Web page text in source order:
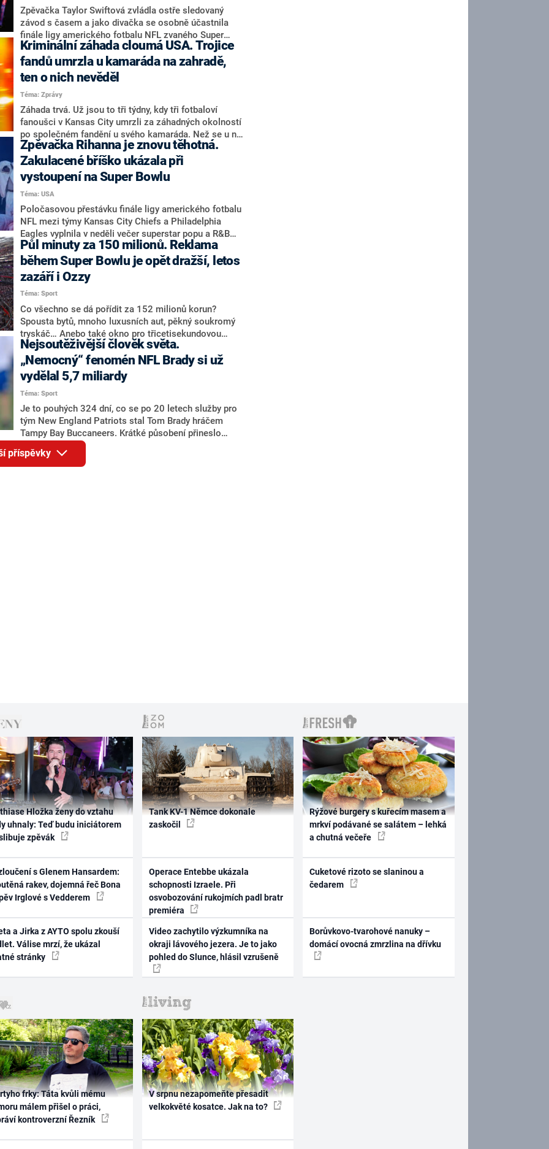
Zpěvačka Taylor Swiftová zvládla ostře sledovaný
závod s časem a jako divačka se osobně účastnila
finále ligy amerického fotbalu NFL zvaného Super
Bowl. Ještě 17 hodin před utkáním mezi týmy Kansas
City Chiefs a San Francisco 49ers v Las Vegas
přítelkyně Travise Kelceho, který hájil barvy vítězného
Kansasu, koncertovala v Japonsku. Přelet soukromým
tryskáčem zvládla za 12 hodin.
Kriminální záhada cloumá USA. Trojice
fandů umrzla u kamaráda na zahradě,
ten o nich nevěděl
Téma: Zprávy
Záhada trvá. Už jsou to tři týdny, kdy tři fotbaloví
fanoušci v Kansas City umrzli za záhadných okolností
po společném fandění u svého kamaráda. Než se u něj
na zahradě jejich těla bez známek života našla, trvalo
to dva dny, přičemž hostitel prý neměl tušení, že
neodešli domů, informují zahraniční média. Pozůstalí
mu to ale nevěří.
Zpěvačka Rihanna je znovu těhotná.
Zakulacené bříško ukázala při
vystoupení na Super Bowlu
Téma: USA
Poločasovou přestávku finále ligy amerického fotbalu
NFL mezi týmy Kansas City Chiefs a Philadelphia
Eagles vyplnila v neděli večer superstar popu a R&B
Rihanna. Barbadosko-americká zpěvačka představila v
prestižní poločasové show hned několik svých
největších hitů včetně písní jako Umbrella a
Diamonds. Její zástupci po vystoupení oznámili, že je
opět těhotná.
Půl minuty za 150 milionů. Reklama
během Super Bowlu je opět dražší, letos
zazáří i Ozzy
Téma: Sport
Co všechno se dá pořídit za 152 milionů korun?
Spousta bytů, mnoho luxusních aut, pěkný soukromý
tryskáč… Anebo také okno pro třicetisekundovou
reklamu, která bude jedinkrát přehrána během
letošního Super Bowlu – finále sezóny nejslavnější
soutěže amerického fotbalu NFL. Propagace produktů
v nejatraktivnějším vysílacím čase, kdy se dívá jen ve
Spojených státech 100 milionů diváků, je tradičně
extrémně propíranou kapitolou ohromné události.
Nejsoutěživější člověk světa.
„Nemocný“ fenomén NFL Brady si už
vydělal 5,7 miliardy
Téma: Sport
Je to pouhých 324 dní, co se po 20 letech služby pro
tým New England Patriots stal Tom Brady hráčem
Tampy Bay Buccaneers. Krátké působení přineslo
velkolepý úspěch. 43letý quarterback s floridskou
organizací v noci z neděle na pondělí porazil Kansas
City Chiefs a ovládl Super Bowl 55. Sám vyhrál NFL už
příspěvky
Hložka ženy do vztahu
uhnaly: Teď budu iniciátorem
zpěvák
s Glenem Hansardem:
rakev, dojemná řeč Bona
Irglové s Vedderem
a Jirka z AYTO spolu zkouší
Válise mrzí, že ukázal
stránky
Tank KV-1 Němce dokonale
zaskočil
Operace Entebbe ukázala
schopnosti Izraele. Při
osvobozování rukojmích padl bratr
premiéra
Video zachytilo výzkumníka na
okraji lávového jezera. Je to jako
pohled do Slunce, hlásil vzrušeně
Rýžové burgery s kuřecím masem a
mrkví podávané se salátem – lehká
a chutná večeře
Cuketové rizoto se slaninou a
čedarem
Borůvkovo-tvarohové nanuky –
domácí ovocná zmrzlina na dřívku
frky: Táta kvůli mému
málem přišel o práci,
kontroverzní Řezník
V srpnu nezapomeňte přesadit
velkokvěté kosatce. Jak na to?